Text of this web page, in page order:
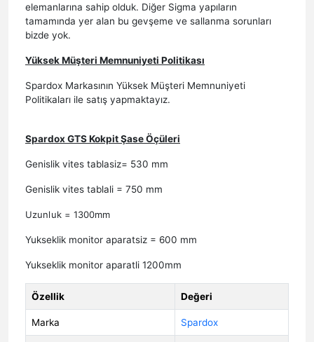
elemanlarına sahip olduk. Diğer Sigma yapıların
tamamında yer alan bu gevşeme ve sallanma sorunları
bizde yok.
Yüksek Müşteri Memnuniyeti Politikası
Spardox Markasının Yüksek Müşteri Memnuniyeti
Politikaları ile satış yapmaktayız.
Spardox GTS Kokpit Şase Öçüleri
Genislik vites tablasiz= 530 mm
Genislik vites tablali = 750 mm
Uzunluk = 1300mm
Yukseklik monitor aparatsiz = 600 mm
Yukseklik monitor aparatli 1200mm
Özellik Değeri
Marka Spardox